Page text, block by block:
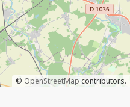
© OpenStreetMap contributors.